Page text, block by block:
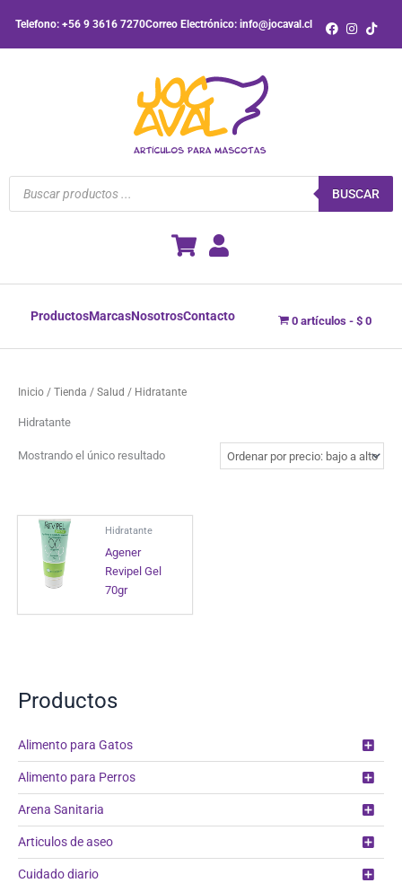
contenido
Telefono: +56 9 3616 7270Correo Electrónico: info@jocaval.cl
Búsqueda
productos
BUSCAR
ProductosMarcasNosotrosContacto 0 artículos $ 0
Productos
Alimento para Gatos
Alimento para Perros
Arena Sanitaria
Articulos de aseo
Cuidado diario
Inicio / Tienda / Salud / Hidratante
Hidratante
Mostrando el único resultado
Hidratante
Agener
Revipel Gel
70gr